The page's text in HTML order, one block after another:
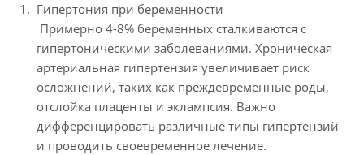
Гипертония при беременности
Примерно 4-8% беременных сталкиваются с
гипертоническими заболеваниями. Хроническая
артериальная гипертензия увеличивает риск
осложнений, таких как преждевременные роды,
отслойка плаценты и эклампсия. Важно
дифференцировать различные типы гипертензий
и проводить своевременное лечение.